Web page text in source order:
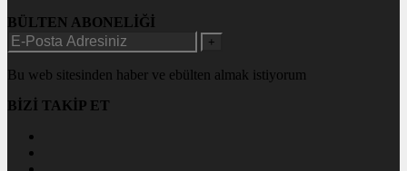
BÜLTEN ABONELİĞİ
+
Bu web sitesinden haber ve ebülten almak istiyorum
BİZİ TAKİP ET